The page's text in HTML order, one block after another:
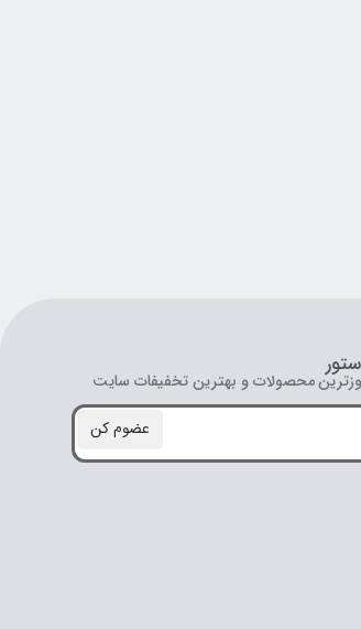
محصولات و بهترین تخفیفات سایت
عضوم کن